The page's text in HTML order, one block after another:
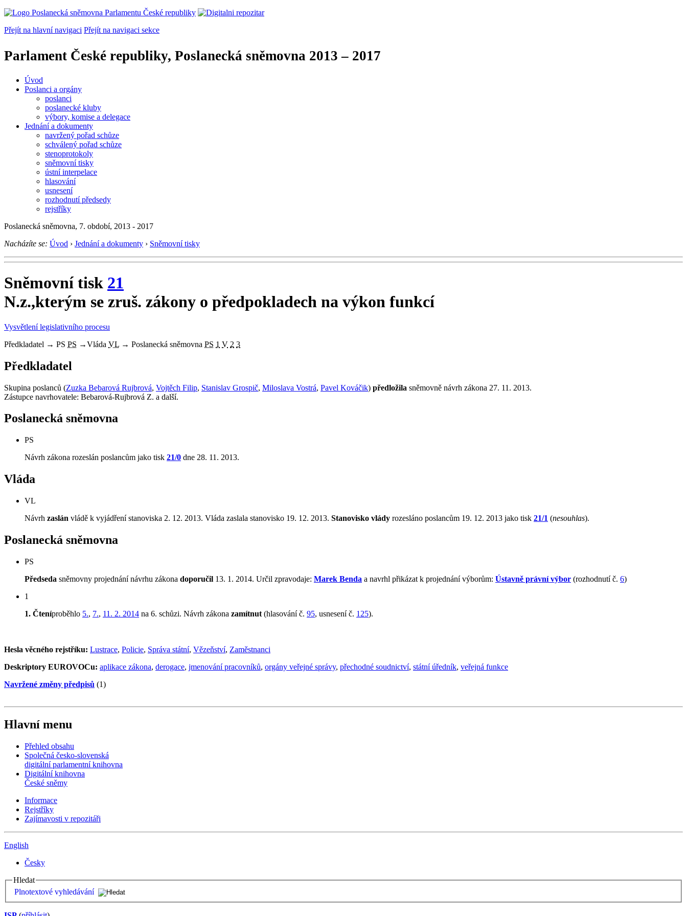
Přejít na hlavní navigaci Přejít na navigaci sekce
Parlament České republiky, Poslanecká sněmovna 2013 – 2017
Úvod
Poslanci a orgány
poslanci
poslanecké kluby
výbory, komise a delegace
Jednání a dokumenty
navržený pořad schůze
schválený pořad schůze
stenoprotokoly
sněmovní tisky
ústní interpelace
hlasování
usnesení
rozhodnutí předsedy
rejstříky
Poslanecká sněmovna, 7. období, 2013 - 2017
Nacházíte se: Úvod › Jednání a dokumenty › Sněmovní tisky
Sněmovní tisk 21
N.z.,kterým se zruš. zákony o předpokladech na výkon funkcí
Vysvětlení legislativního procesu
Předkladatel → PS PS →Vláda VL → Poslanecká sněmovna PS 1 V 2 3
Předkladatel
Skupina poslanců (Zuzka Bebarová Rujbrová, Vojtěch Filip, Stanislav Grospič, Miloslava Vostrá, Pavel Kováčik) předložila sněmovně návrh zákona 27. 11. 2013.
Zástupce navrhovatele: Bebarová-Rujbrová Z. a další.
Poslanecká sněmovna
PS
Návrh zákona rozeslán poslancům jako tisk 21/0 dne 28. 11. 2013.
Vláda
VL
Návrh zaslán vládě k vyjádření stanoviska 2. 12. 2013. Vláda zaslala stanovisko 19. 12. 2013. Stanovisko vlády rozesláno poslancům 19. 12. 2013 jako tisk 21/1 (nesouhlas).
Poslanecká sněmovna
PS
Předseda sněmovny projednání návrhu zákona doporučil 13. 1. 2014. Určil zpravodaje: Marek Benda a navrhl přikázat k projednání výborům: Ústavně právní výbor (rozhodnutí č. 6)
1
1. Čteníproběhlo 5., 7., 11. 2. 2014 na 6. schůzi. Návrh zákona zamítnut (hlasování č. 95, usnesení č. 125).
Hesla věcného rejstříku: Lustrace, Policie, Správa státní, Vězeňství, Zaměstnanci
Deskriptory EUROVOCu: aplikace zákona, derogace, jmenování pracovníků, orgány veřejné správy, přechodné soudnictví, státní úředník, veřejná funkce
Navržené změny předpisů (1)
Hlavní menu
Přehled obsahu
Společná česko-slovenská
digitální parlamentní knihovna
Digitální knihovna
České sněmy
Informace
Rejstříky
Zajímavosti v repozitáři
English
Česky
Hledat
Plnotextové vyhledávání